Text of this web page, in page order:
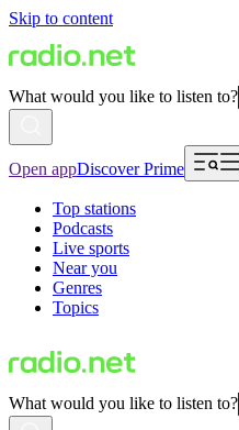
Skip to content
What would you like to listen to?
Open appDiscover Prime
Top stations
Podcasts
Live sports
Near you
Genres
Topics
What would you like to listen to?